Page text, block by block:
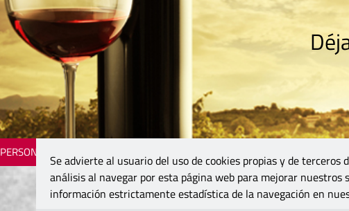
PERSONAJES
Se advierte al usuario del uso de cookies propias y de terceros
análisis al navegar por esta página web para mejorar nuestros
información estrictamente estadística de la navegación en